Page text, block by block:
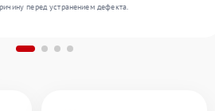
перед устранением дефекта.